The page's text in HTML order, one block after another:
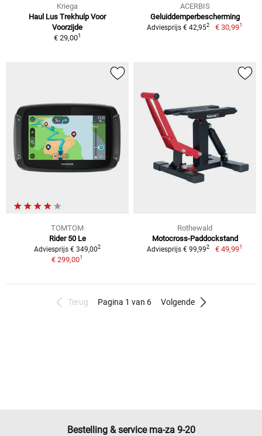
Kriega
Haul Lus Trekhulp Voor
Voorzijde
€ 29,001
ACERBIS
Geluiddemperbescherming
Adviesprijs € 42,952 € 30,991
TOMTOM
Rider 50 Le
Adviesprijs € 349,002
€ 299,001
Rothewald
Motocross-Paddockstand
Adviesprijs € 99,992 € 49,991
Terug Pagina 1 van 6 Volgende
Bestelling & service ma-za 9-20